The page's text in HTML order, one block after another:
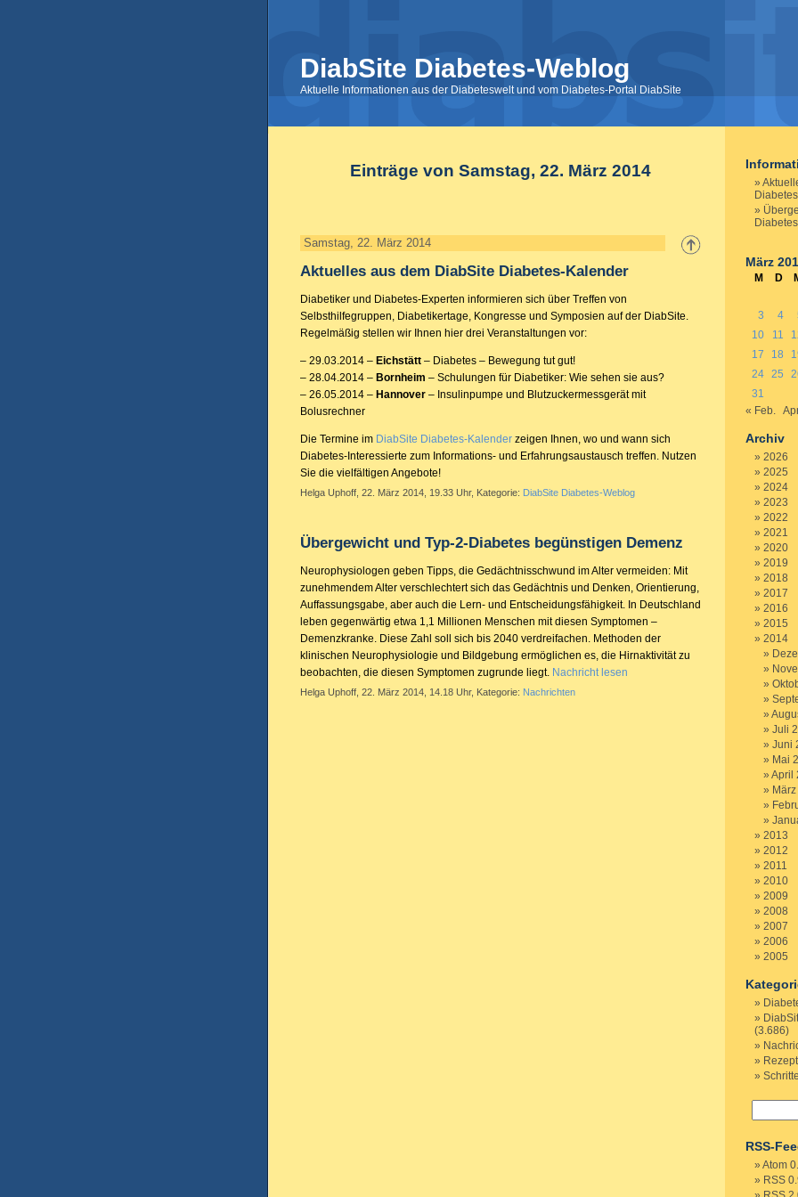
DiabSite Diabetes-Weblog
Aktuelle Informationen aus der Diabeteswelt und vom Diabetes-Portal DiabSite
Einträge von Samstag, 22. März 2014
Samstag, 22. März 2014
Aktuelles aus dem DiabSite Diabetes-Kalender
Diabetiker und Diabetes-Experten informieren sich über Treffen von
Selbsthilfegruppen, Diabetikertage, Kongresse und Symposien auf der DiabSite.
Regelmäßig stellen wir Ihnen hier drei Veranstaltungen vor:
– 29.03.2014 – Eichstätt – Diabetes – Bewegung tut gut!
– 28.04.2014 – Bornheim – Schulungen für Diabetiker: Wie sehen sie aus?
– 26.05.2014 – Hannover – Insulinpumpe und Blutzuckermessgerät mit
Bolusrechner
Die Termine im DiabSite Diabetes-Kalender zeigen Ihnen, wo und wann sich
Diabetes-Interessierte zum Informations- und Erfahrungsaustausch treffen. Nutzen
Sie die vielfältigen Angebote!
Helga Uphoff, 22. März 2014, 19.33 Uhr, Kategorie: DiabSite Diabetes-Weblog
Übergewicht und Typ-2-Diabetes begünstigen Demenz
Neurophysiologen geben Tipps, die Gedächtnisschwund im Alter vermeiden: Mit
zunehmendem Alter verschlechtert sich das Gedächtnis und Denken, Orientierung,
Auffassungsgabe, aber auch die Lern- und Entscheidungsfähigkeit. In Deutschland
leben gegenwärtig etwa 1,1 Millionen Menschen mit diesen Symptomen –
Demenzkranke. Diese Zahl soll sich bis 2040 verdreifachen. Methoden der
klinischen Neurophysiologie und Bildgebung ermöglichen es, die Hirnaktivität zu
beobachten, die diesen Symptomen zugrunde liegt. Nachricht lesen
Helga Uphoff, 22. März 2014, 14.18 Uhr, Kategorie: Nachrichten
März
M D
3
4
10
11
17
18
24 25
31
« Feb.
Archiv
2026
2025
2024
2023
2022
2021
2020
2019
2018
2017
2016
2015
2014
Juli
Juni
Mai
April
2013
2012
2011
2010
2009
2008
2007
2006
2005
(3.686)
RSS-
Atom
RSS